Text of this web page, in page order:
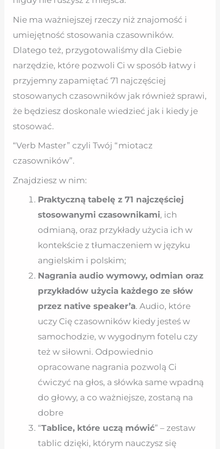
Nie ma ważniejszej rzeczy niż znajomość i
umiejętność stosowania czasowników.
Dlatego też, przygotowaliśmy dla Ciebie
narzędzie, które pozwoli Ci w sposób łatwy i
przyjemny zapamiętać 71 najczęściej
stosowanych czasowników jak również sprawi,
że będziesz doskonale wiedzieć jak i kiedy je
stosować.
“Verb Master” czyli Twój “miotacz
czasowników”.
Znajdziesz w nim:
Praktyczną tabelę z 71 najczęściej
stosowanymi czasownikami, ich
odmianą, oraz przykłady użycia ich w
kontekście z tłumaczeniem w języku
angielskim i polskim;
Nagrania audio wymowy, odmian oraz
przykładów użycia każdego ze słów
przez native speaker’a. Audio, które
uczy Cię czasowników kiedy jesteś w
samochodzie, w wygodnym fotelu czy
też w siłowni. Odpowiednio
opracowane nagrania pozwolą Ci
ćwiczyć na głos, a słówka same wpadną
do głowy, a co ważniejsze, zostaną na
dobre
“Tablice, które uczą mówić” – zestaw
tablic dzięki, którym nauczysz się